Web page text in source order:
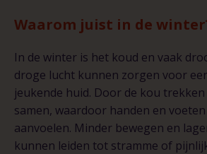
Waarom juist in de
In de winter is het koud en vaak
droge lucht kunnen zorgen voor
jeukende huid. Door de kou
samen, waardoor handen en
aanvoelen. Minder bewegen en
kunnen leiden tot stramme of